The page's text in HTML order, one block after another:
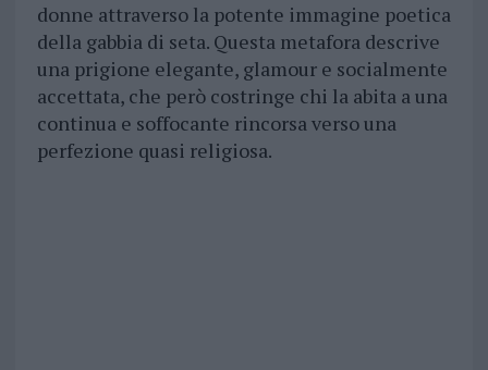
donne attraverso la potente immagine poetica
della gabbia di seta. Questa metafora descrive
una prigione elegante, glamour e socialmente
accettata, che però costringe chi la abita a una
continua e soffocante rincorsa verso una
perfezione quasi religiosa.